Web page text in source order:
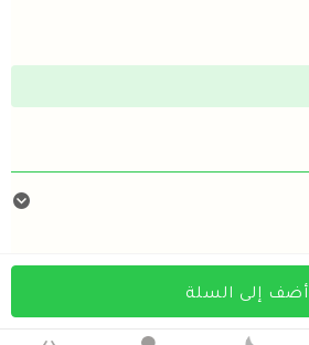
أضف إلى السلة